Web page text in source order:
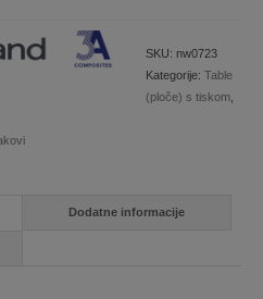
SKU: nw0723
Kategorije: Table
(ploče) s tiskom
Dodatne informacije